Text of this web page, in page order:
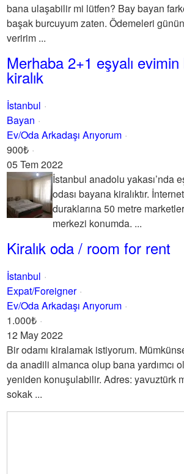
bana ulaşabilir mi lütfen? Bay bayan
başak burcuyum zaten. Ödemeleri
veririm ...
Merhaba 2+1 eşyalı evimin
kiralık
İstanbul
Bayan
Ev/Oda Arkadaşı Arıyorum
900₺
05 Tem 2022
İstanbul anadolu yakası’nda
odası bayana kiralıktır.
duraklarına 50 metre
merkezi konumda. ...
Kiralık oda / room for rent
İstanbul
Expat/Foreigner
Ev/Oda Arkadaşı Arıyorum
1.000₺
12 May 2022
Bir odamı kiralamak istiyorum.
da anadili almanca olup bana yardımcı
yeniden konuşulabilir. Adres: yavuztürk
sokak ...